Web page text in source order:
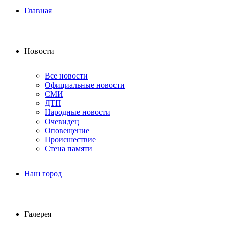
Главная
Новости
Все новости
Официальные новости
СМИ
ДТП
Народные новости
Очевидец
Оповещение
Происшествие
Стена памяти
Наш город
Галерея